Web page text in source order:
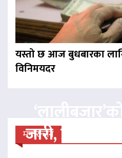
यस्तो छ आज बुधबारका
विनिमयदर
मनोरन्जन
जारी,